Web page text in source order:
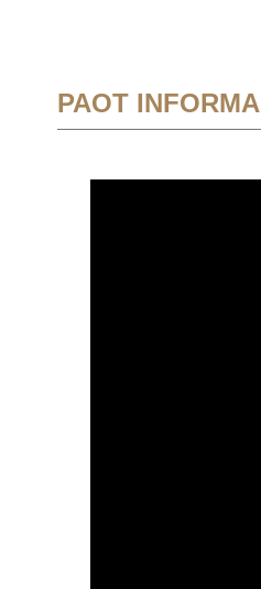
PAOT INFORMA